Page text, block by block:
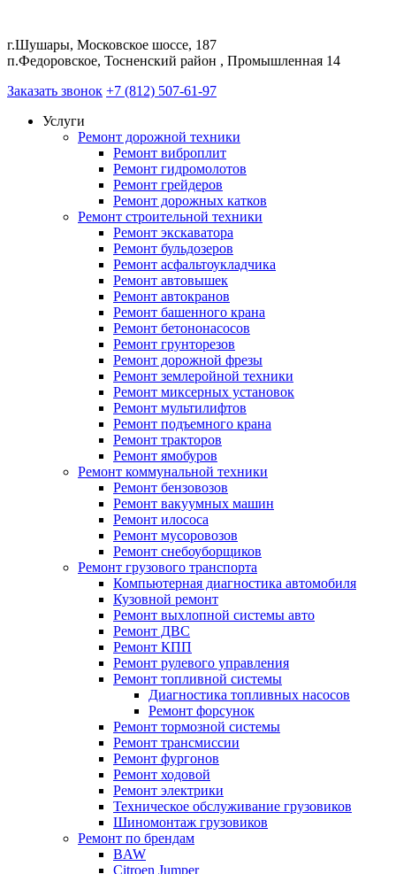
г.Шушары, Московское шоссе, 187
п.Федоровское, Тосненский район , Промышленная 14
Заказать звонок +7 (812) 507-61-97
Услуги
Ремонт дорожной техники
Ремонт виброплит
Ремонт гидромолотов
Ремонт грейдеров
Ремонт дорожных катков
Ремонт строительной техники
Ремонт экскаватора
Ремонт бульдозеров
Ремонт асфальтоукладчика
Ремонт автовышек
Ремонт автокранов
Ремонт башенного крана
Ремонт бетононасосов
Ремонт грунторезов
Ремонт дорожной фрезы
Ремонт землеройной техники
Ремонт миксерных установок
Ремонт мультилифтов
Ремонт подъемного крана
Ремонт тракторов
Ремонт ямобуров
Ремонт коммунальной техники
Ремонт бензовозов
Ремонт вакуумных машин
Ремонт илососа
Ремонт мусоровозов
Ремонт снебоуборщиков
Ремонт грузового транспорта
Компьютерная диагностика автомобиля
Кузовной ремонт
Ремонт выхлопной системы авто
Ремонт ДВС
Ремонт КПП
Ремонт рулевого управления
Ремонт топливной системы
Диагностика топливных насосов
Ремонт форсунок
Ремонт тормозной системы
Ремонт трансмиссии
Ремонт фургонов
Ремонт ходовой
Ремонт электрики
Техническое обслуживание грузовиков
Шиномонтаж грузовиков
Ремонт по брендам
BAW
Citroen Jumper